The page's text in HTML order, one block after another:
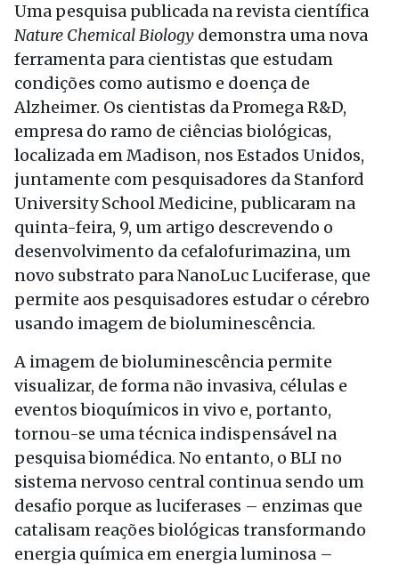
Uma pesquisa publicada na revista científica
Nature Chemical Biology demonstra uma nova
ferramenta para cientistas que estudam
condições como autismo e doença de
Alzheimer. Os cientistas da Promega R&D,
empresa do ramo de ciências biológicas,
localizada em Madison, nos Estados Unidos,
juntamente com pesquisadores da Stanford
University School Medicine, publicaram na
quinta-feira, 9, um artigo descrevendo o
desenvolvimento da cefalofurimazina, um
novo substrato para NanoLuc Luciferase, que
permite aos pesquisadores estudar o cérebro
usando imagem de bioluminescência.
A imagem de bioluminescência permite
visualizar, de forma não invasiva, células e
eventos bioquímicos in vivo e, portanto,
tornou-se uma técnica indispensável na
pesquisa biomédica. No entanto, o BLI no
sistema nervoso central continua sendo um
desafio porque as luciferases – enzimas que
catalisam reações biológicas transformando
energia química em energia luminosa –